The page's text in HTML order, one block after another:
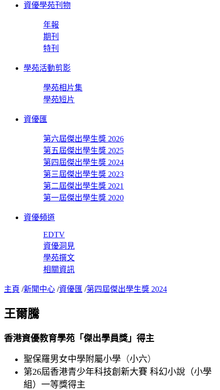
資優學苑刊物
年報
期刊
特刊
學苑活動剪影
學苑相片集
學苑短片
資優匯
第六屆傑出學生獎 2026
第五屆傑出學生獎 2025
第四屆傑出學生獎 2024
第三屆傑出學生獎 2023
第二屆傑出學生獎 2021
第一屆傑出學生獎 2020
資優頻道
EDTV
資優洞見
學苑撰文
相關資訊
主頁 /新聞中心 /資優匯 /第四屆傑出學生獎 2024
王爾騰
香港資優教育學苑「傑出學員獎」得主
聖保羅男女中學附屬小學 （小六）
第26屆香港青少年科技創新大賽 科幻小說（小學
組）一等獎得主